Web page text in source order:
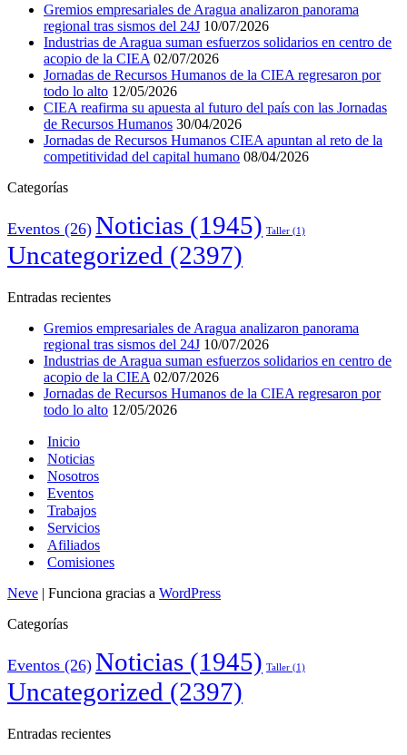
Gremios empresariales de Aragua analizaron panorama
regional tras sismos del 24J 10/07/2026
Industrias de Aragua suman esfuerzos solidarios en centro de
acopio de la CIEA 02/07/2026
Jornadas de Recursos Humanos de la CIEA regresaron por
todo lo alto 12/05/2026
CIEA reafirma su apuesta al futuro del país con las Jornadas
de Recursos Humanos 30/04/2026
Jornadas de Recursos Humanos CIEA apuntan al reto de la
competitividad del capital humano 08/04/2026
Categorías
Eventos (26) Noticias (1945) Taller (1)
Uncategorized (2397)
Entradas recientes
Gremios empresariales de Aragua analizaron panorama
regional tras sismos del 24J 10/07/2026
Industrias de Aragua suman esfuerzos solidarios en centro de
acopio de la CIEA 02/07/2026
Jornadas de Recursos Humanos de la CIEA regresaron por
todo lo alto 12/05/2026
Inicio
Noticias
Nosotros
Eventos
Trabajos
Servicios
Afiliados
Comisiones
Neve | Funciona gracias a WordPress
Categorías
Eventos (26) Noticias (1945) Taller (1)
Uncategorized (2397)
Entradas recientes